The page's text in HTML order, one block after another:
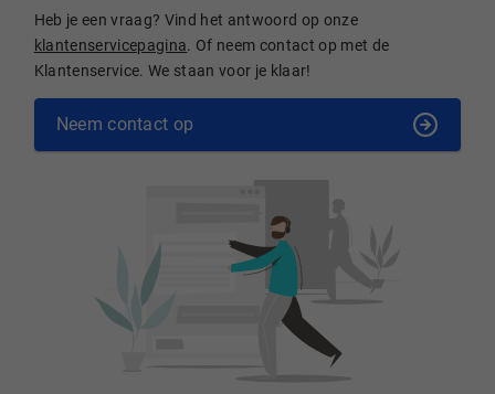
Heb je een vraag? Vind het antwoord op onze
klantenservicepagina. Of neem contact op met de
Klantenservice. We staan voor je klaar!
Neem contact op